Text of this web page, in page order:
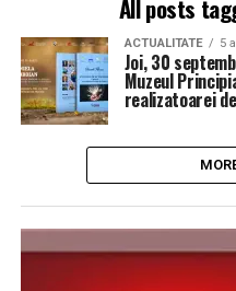
All posts
ACTUALITATE 5
Joi, 30
Muzeul
realizatoarei